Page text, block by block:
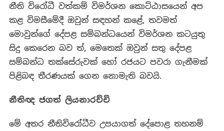
නීති විරෝධී වත්කම් විමර්ශන කොට්ඨාසයෙන් අප
කළ විමසීමේදී ඔවුන් සඳහන් කළේ, තවමත්
මොවුන්ගේ දේපළ සම්බන්ධයෙන් විමර්ශන කටයුතු
සිදු කෙරෙන බව ත්, මෙතෙක් ඔවුන් සතු දේපළ
සම්බන්ධ තක්සේරුවක් හෝ රජයට පවරා ගැනීමක්
පිළිබඳ තීරණයක් ගෙන නොමැති බවයි.
නීතිඥ ජගත් ලියනාරච්චි
මේ අතර නීතිවිරෝධීව උපයාගත් දේපොළ තහනම්